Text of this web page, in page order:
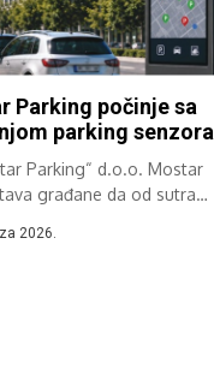
Parking počinje sa
parking senzora
Parking“ d.o.o. Mostar
građane da od sutra
2026.